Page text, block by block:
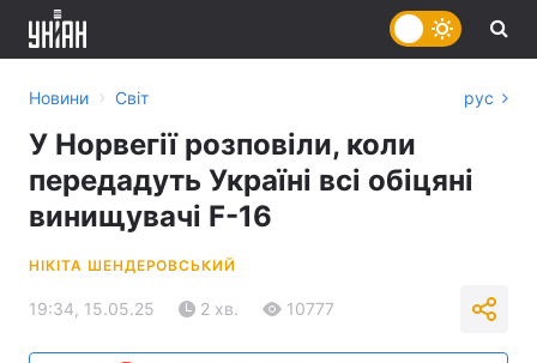
Новини › Світ рус
У Норвегії розповіли, коли
передадуть Україні всі обіцяні
винищувачі F-16
НІКІТА ШЕНДЕРОВСЬКИЙ
19:34, 15.05.25 2 хв. 10777